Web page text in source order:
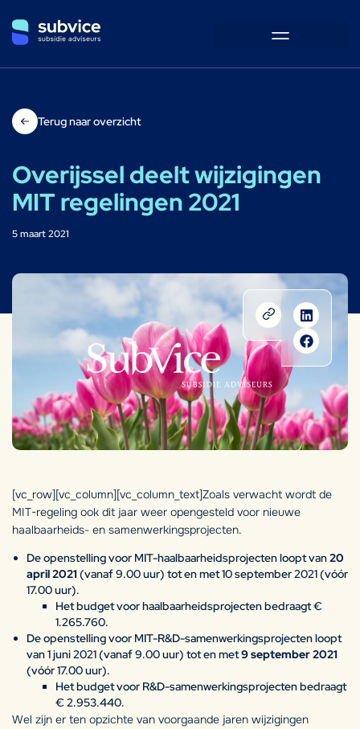
Terug naar overzicht
Overijssel deelt wijzigingen
MIT regelingen 2021
5 maart 2021
[vc_row][vc_column][vc_column_text]Zoals verwacht wordt de
MIT-regeling ook dit jaar weer opengesteld voor nieuwe
haalbaarheids- en samenwerkingsprojecten.
De openstelling voor MIT-haalbaarheidsprojecten loopt van20
april 2021(vanaf 9.00 uur) tot en met 10 september 2021 (vóór
17.00 uur).
Het budget voor haalbaarheidsprojecten bedraagt €
1.265.760.
De openstelling voor MIT-R&D-samenwerkingsprojecten loopt
van 1 juni 2021 (vanaf 9.00 uur) tot en met9 september 2021
(vóór 17.00 uur).
Het budget voor R&D-samenwerkingsprojecten bedraagt
€ 2.953.440.
Wel zijn er ten opzichte van voorgaande jaren wijzigingen